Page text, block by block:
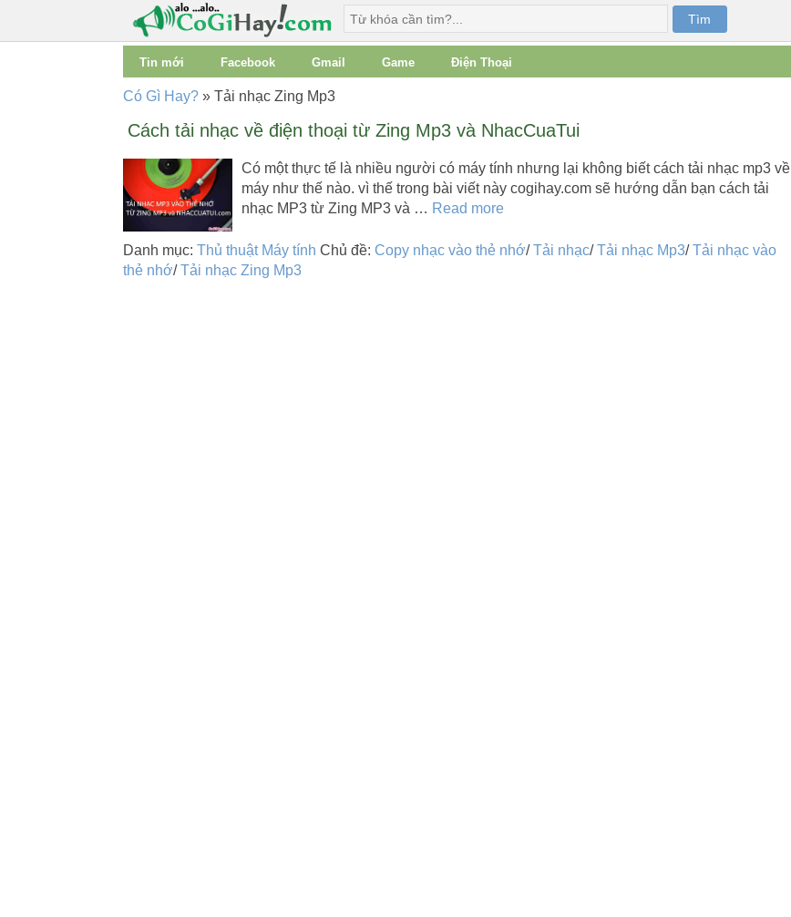
Tin mới Facebook Gmail Game Điện Thoại
Có Gì Hay? »Tải nhạc Zing Mp3
Cách tải nhạc về điện thoại từ Zing Mp3 và NhacCuaTui
Có một thực tế là nhiều người có máy tính nhưng lại không biết cách tải nhạc mp3 về
máy như thế nào. vì thế trong bài viết này cogihay.com sẽ hướng dẫn bạn cách tải
nhạc MP3 từ Zing MP3 và … Read more
Danh mục: Thủ thuật Máy tính Chủ đề: Copy nhạc vào thẻ nhớ/Tải nhạc/Tải nhạc Mp3/Tải nhạc vào
thẻ nhớ/Tải nhạc Zing Mp3